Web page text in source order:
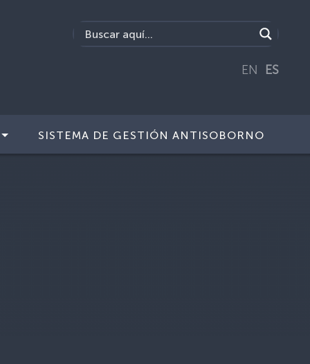
EN ES
SISTEMA DE GESTIÓN ANTISOBORNO